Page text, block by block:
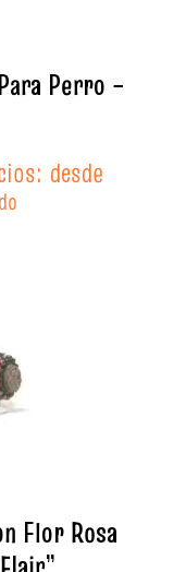
Perro –
desde
Flor Rosa